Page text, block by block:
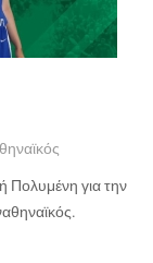
Πολυμένη για την